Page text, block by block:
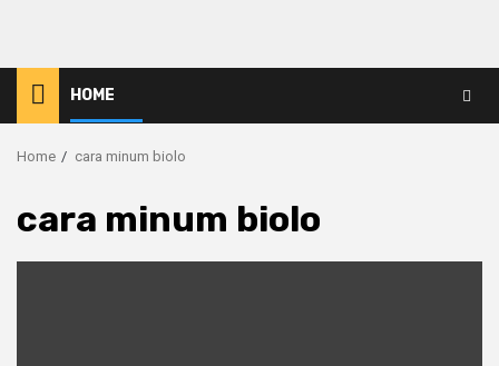
HOME
Home cara minum biolo
cara minum biolo